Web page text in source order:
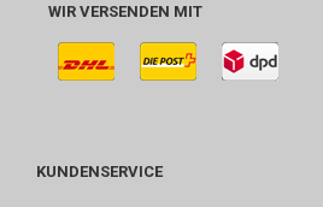
WIR VERSENDEN MIT
KUNDENSERVICE